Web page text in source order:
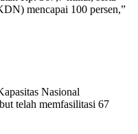
mencapai 100 persen,”
Nasional
telah memfasilitasi 67